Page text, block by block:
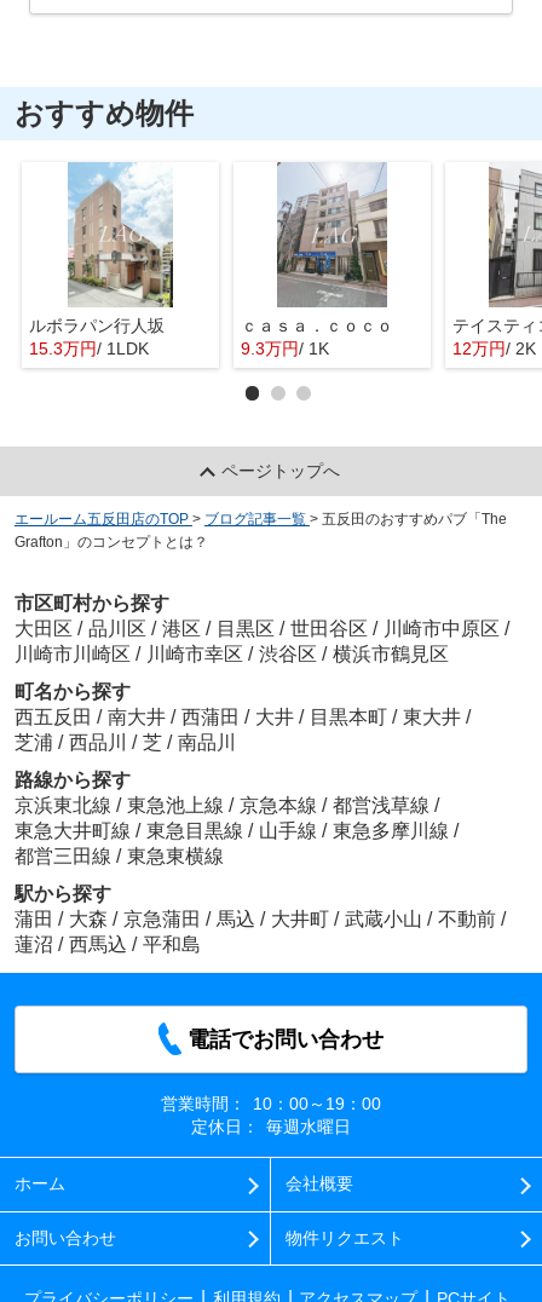
おすすめ物件
ルボラパン行人坂
15.3万円/ 1LDK
ｃａｓａ．ｃｏｃｏ
9.3万円/ 1K
テイスティ
12万円/ 2K
ページトップへ
エールーム五反田店のTOP > ブログ記事一覧 > 五反田のおすすめパブ「The
Grafton」のコンセプトとは？
市区町村から探す
大田区 / 品川区 / 港区 / 目黒区 / 世田谷区 / 川崎市中原区 /
川崎市川崎区 / 川崎市幸区 / 渋谷区 / 横浜市鶴見区
町名から探す
西五反田 / 南大井 / 西蒲田 / 大井 / 目黒本町 / 東大井 /
芝浦 / 西品川 / 芝 / 南品川
路線から探す
京浜東北線 / 東急池上線 / 京急本線 / 都営浅草線 /
東急大井町線 / 東急目黒線 / 山手線 / 東急多摩川線 /
都営三田線 / 東急東横線
駅から探す
蒲田 / 大森 / 京急蒲田 / 馬込 / 大井町 / 武蔵小山 / 不動前 /
蓮沼 / 西馬込 / 平和島
電話でお問い合わせ
営業時間：
10：00～19：00
定休日：
毎週水曜日
ホーム 会社概要
お問い合わせ 物件リクエスト
プライバシーポリシー 利用規約 アクセスマップ PCサイト